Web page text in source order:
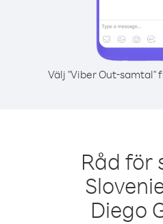
Välj "Viber Out-samtal"
Råd för
Diego